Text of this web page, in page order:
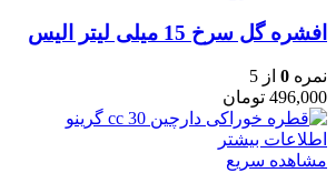
افشره گل سرخ 15 میلی لیتر الیس
نمره 0 از 5
496,000 تومان
اطلاعات بیشتر
مشاهده سریع